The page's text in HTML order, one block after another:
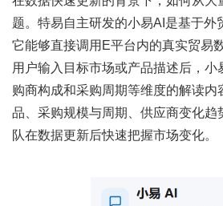
题。特易自主研发的小易AI是基于外
它能够直接调用E平台内的真实贸易
用户输入目标市场或产品描述后，小
购商构成和采购周期等维度的解读
品、采购规模与周期、供应商变化
队在数据更新后快速把握市场变化。